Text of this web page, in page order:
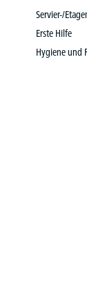
Servier-/
Erste Hilfe
Hygiene und